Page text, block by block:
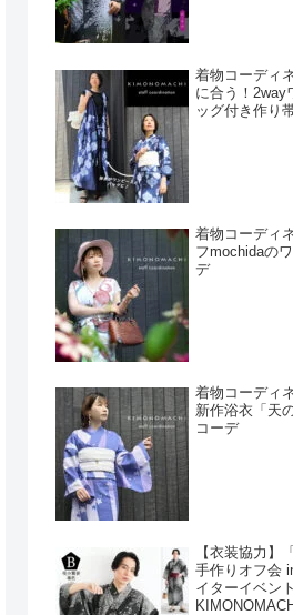
着物コーディ
に合う！2way
ッグ付き作り
着物コーディ
フmochidaの
デ
着物コーディ
新作浴衣「天
コーデ
【衣装協力】
手作りオフ会
イターイベン